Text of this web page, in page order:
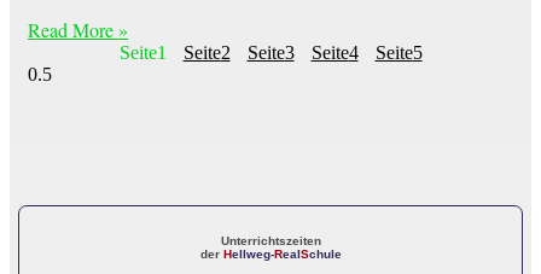
Read More »
Seite1 Seite2 Seite3 Seite4 Seite5
Unterrichtszeiten
der Hellweg-RealSchule